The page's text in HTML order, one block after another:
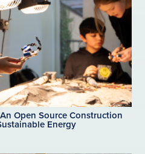
Open Source Construction
Energy